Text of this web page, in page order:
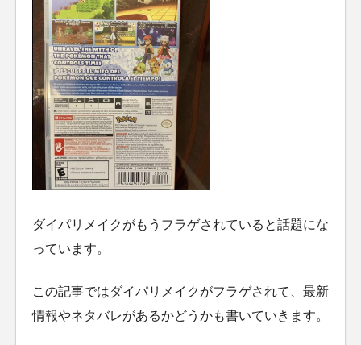
ダイパリメイクがもうフラゲされていると話題にな
っています。
この記事ではダイパリメイクがフラゲされて、最新
情報やネタバレがあるかどうかも書いていきます。